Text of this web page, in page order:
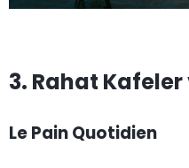
3. Rahat
Le Pain Quotidien